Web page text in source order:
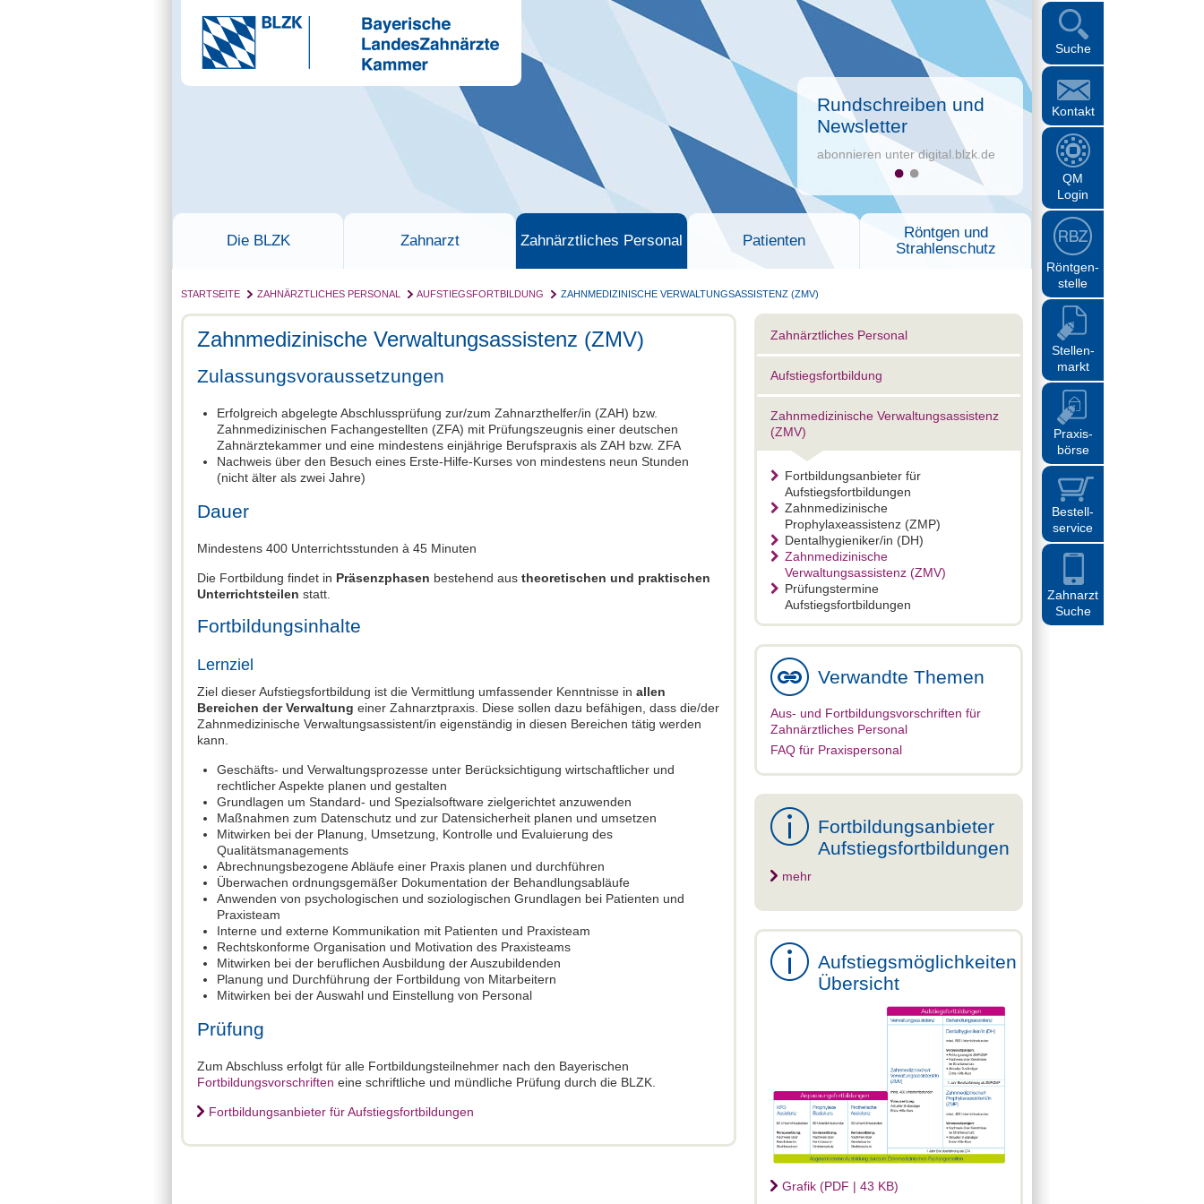
Suche
Kontakt
QM
Login
Röntgen-
stelle
Stellen-
markt
Praxis-
börse
Bestell-
service
Zahnarzt
Suche
Rundschreiben und
Newsletter
abonnieren unter digital.blzk.de
Die BLZK Zahnarzt Zahnärztliches Personal Patienten
Röntgen und
Strahlenschutz
STARTSEITE ZAHNÄRZTLICHES PERSONAL AUFSTIEGSFORTBILDUNG ZAHNMEDIZINISCHE VERWALTUNGSASSISTENZ (ZMV)
Zahnmedizinische Verwaltungsassistenz (ZMV)
Zulassungsvoraussetzungen
Erfolgreich abgelegte Abschlussprüfung zur/zum Zahnarzthelfer/in (ZAH) bzw.
Zahnmedizinischen Fachangestellten (ZFA) mit Prüfungszeugnis einer deutschen
Zahnärztekammer und eine mindestens einjährige Berufspraxis als ZAH bzw. ZFA
Nachweis über den Besuch eines Erste-Hilfe-Kurses von mindestens neun Stunden
(nicht älter als zwei Jahre)
Dauer
Mindestens 400 Unterrichtsstunden à 45 Minuten
Die Fortbildung findet in Präsenzphasen bestehend aus theoretischen und praktischen
Unterrichtsteilen statt.
Fortbildungsinhalte
Lernziel
Ziel dieser Aufstiegsfortbildung ist die Vermittlung umfassender Kenntnisse in allen
Bereichen der Verwaltung einer Zahnarztpraxis. Diese sollen dazu befähigen, dass die/der
Zahnmedizinische Verwaltungsassistent/in eigenständig in diesen Bereichen tätig werden
kann.
Geschäfts- und Verwaltungsprozesse unter Berücksichtigung wirtschaftlicher und
rechtlicher Aspekte planen und gestalten
Grundlagen um Standard- und Spezialsoftware zielgerichtet anzuwenden
Maßnahmen zum Datenschutz und zur Datensicherheit planen und umsetzen
Mitwirken bei der Planung, Umsetzung, Kontrolle und Evaluierung des
Qualitätsmanagements
Abrechnungsbezogene Abläufe einer Praxis planen und durchführen
Überwachen ordnungsgemäßer Dokumentation der Behandlungsabläufe
Anwenden von psychologischen und soziologischen Grundlagen bei Patienten und
Praxisteam
Interne und externe Kommunikation mit Patienten und Praxisteam
Rechtskonforme Organisation und Motivation des Praxisteams
Mitwirken bei der beruflichen Ausbildung der Auszubildenden
Planung und Durchführung der Fortbildung von Mitarbeitern
Mitwirken bei der Auswahl und Einstellung von Personal
Prüfung
Zum Abschluss erfolgt für alle Fortbildungsteilnehmer nach den Bayerischen
Fortbildungsvorschriften eine schriftliche und mündliche Prüfung durch die BLZK.
Fortbildungsanbieter für Aufstiegsfortbildungen
Zahnärztliches Personal
Aufstiegsfortbildung
Zahnmedizinische Verwaltungsassistenz
(ZMV)
Fortbildungsanbieter für
Aufstiegsfortbildungen
Zahnmedizinische
Prophylaxeassistenz (ZMP)
Dentalhygieniker/in (DH)
Zahnmedizinische
Verwaltungsassistenz (ZMV)
Prüfungstermine
Aufstiegsfortbildungen
Verwandte Themen
Aus- und Fortbildungsvorschriften für
Zahnärztliches Personal
FAQ für Praxispersonal
Fortbildungsanbieter
Aufstiegsfortbildungen
mehr
Aufstiegsmöglichkeiten
Übersicht
Grafik (PDF | 43 KB)